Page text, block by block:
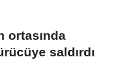
ortasında
saldırdı